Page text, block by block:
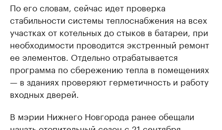
По его словам, сейчас идет проверка
стабильности системы теплоснабжения на всех
участках от котельных до стыков в батареи, при
необходимости проводится экстренный ремонт
ее элементов. Отдельно отрабатывается
программа по сбережению тепла в помещениях
— в зданиях проверяют герметичность и работу
входных дверей.
В мэрии Нижнего Новгорода ранее обещали